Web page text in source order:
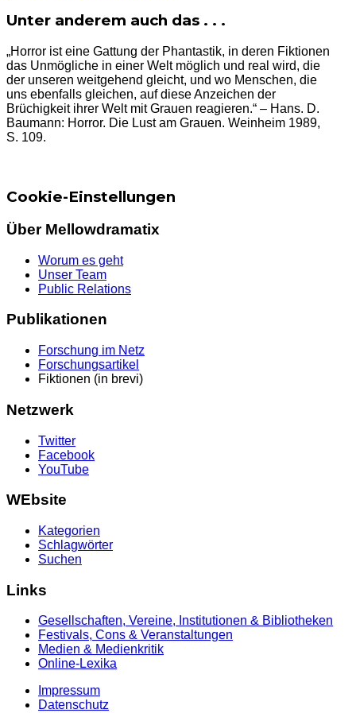
Unter anderem auch das . . .
„Horror ist eine Gattung der Phantastik, in deren Fiktionen
das Unmögliche in einer Welt möglich und real wird, die
der unseren weitgehend gleicht, und wo Menschen, die
uns ebenfalls gleichen, auf diese Anzeichen der
Brüchigkeit ihrer Welt mit Grauen reagieren.“ – Hans. D.
Baumann: Horror. Die Lust am Grauen. Weinheim 1989,
S. 109.
Cookie-Einstellungen
Über Mellowdramatix
Worum es geht
Unser Team
Public Relations
Publikationen
Forschung im Netz
Forschungsartikel
Fiktionen (in brevi)
Netzwerk
Twitter
Facebook
YouTube
WEbsite
Kategorien
Schlagwörter
Suchen
Links
Gesellschaften, Vereine, Institutionen & Bibliotheken
Festivals, Cons & Veranstaltungen
Medien & Medienkritik
Online-Lexika
Impressum
Datenschutz